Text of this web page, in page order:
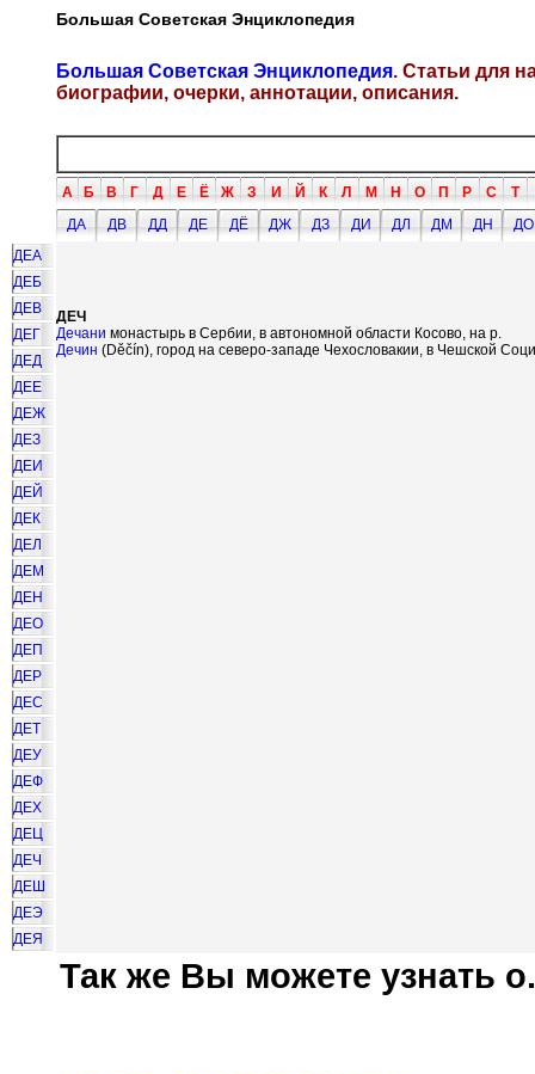
Большая Советская Энциклопедия
Большая Советская Энциклопедия. Статьи для
биографии, очерки, аннотации, описания.
А Б В Г Д Е Ё Ж З И Й К Л М Н О П Р С Т
ДА
ДВ ДД ДЕ ДЁ ДЖ ДЗ ДИ ДЛ ДМ ДН
ДО
ДЕА
ДЕБ
ДЕВ
ДЕГ
ДЕД
ДЕЕ
ДЕЖ
ДЕЗ
ДЕИ
ДЕЙ
ДЕК
ДЕЛ
ДЕМ
ДЕН
ДЕО
ДЕП
ДЕР
ДЕС
ДЕТ
ДЕУ
ДЕФ
ДЕХ
ДЕЦ
ДЕЧ
ДЕШ
ДЕЭ
ДЕЯ
ДЕЧ
Дечани монастырь в Сербии, в автономной области Косово, на р.
Дечин (Děčín), город на северо-западе Чехословакии, в Чешской
Так же Вы можете узнать